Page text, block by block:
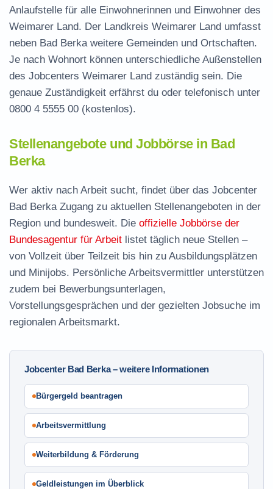
Anlaufstelle für alle Einwohnerinnen und Einwohner des
Weimarer Land. Der Landkreis Weimarer Land umfasst
neben Bad Berka weitere Gemeinden und Ortschaften.
Je nach Wohnort können unterschiedliche Außenstellen
des Jobcenters Weimarer Land zuständig sein. Die
genaue Zuständigkeit erfährst du oder telefonisch unter
0800 4 5555 00 (kostenlos).
Stellenangebote und Jobbörse in Bad
Berka
Wer aktiv nach Arbeit sucht, findet über das Jobcenter
Bad Berka Zugang zu aktuellen Stellenangeboten in der
Region und bundesweit. Die offizielle Jobbörse der
Bundesagentur für Arbeit listet täglich neue Stellen –
von Vollzeit über Teilzeit bis hin zu Ausbildungsplätzen
und Minijobs. Persönliche Arbeitsvermittler unterstützen
zudem bei Bewerbungsunterlagen,
Vorstellungsgesprächen und der gezielten Jobsuche im
regionalen Arbeitsmarkt.
Jobcenter Bad Berka – weitere Informationen
Bürgergeld beantragen
Arbeitsvermittlung
Weiterbildung & Förderung
Geldleistungen im Überblick